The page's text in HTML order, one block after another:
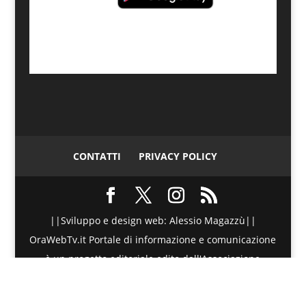
CONTATTI PRIVACY POLICY
||Sviluppo e design web: Alessio Magazzù||
OraWebTv.it Portale di informazione e comunicazione
è un progetto editoriale edito dall'Associazione